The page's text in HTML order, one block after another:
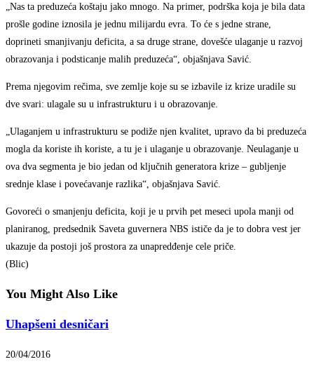
„Nas ta preduzeća koštaju jako mnogo. Na primer, podrška koja je bila data
prošle godine iznosila je jednu milijardu evra. To će s jedne strane,
doprineti smanjivanju deficita, a sa druge strane, dovešće ulaganje u razvoj
obrazovanja i podsticanje malih preduzeća“, objašnjava Savić.
Prema njegovim rečima, sve zemlje koje su se izbavile iz krize uradile su
dve svari: ulagale su u infrastrukturu i u obrazovanje.
„Ulaganjem u infrastrukturu se podiže njen kvalitet, upravo da bi preduzeća
mogla da koriste ih koriste, a tu je i ulaganje u obrazovanje. Neulaganje u
ova dva segmenta je bio jedan od ključnih generatora krize – gubljenje
srednje klase i povećavanje razlika“, objašnjava Savić.
Govoreći o smanjenju deficita, koji je u prvih pet meseci upola manji od
planiranog, predsednik Saveta guvernera NBS ističe da je to dobra vest jer
ukazuje da postoji još prostora za unapredđenje cele priče.
(Blic)
You Might Also Like
Uhapšeni desničari
20/04/2016